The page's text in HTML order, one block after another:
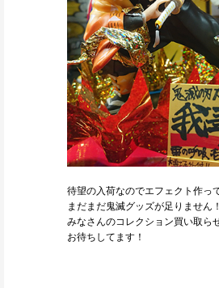
待望の入荷なのでエフェクト作っ
まだまだ鬼滅グッズが足りません！
みなさんのコレクション買い取ら
お待ちしてます！